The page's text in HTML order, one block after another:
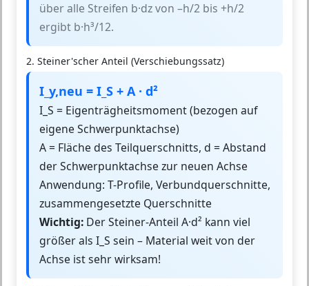
über alle Streifen b·dz von –h/2 bis +h/2
ergibt b·h³/12.
2. Steiner'scher Anteil (Verschiebungssatz)
I_y,neu = I_S + A · d²
I_S = Eigenträgheitsmoment (bezogen auf
eigene Schwerpunktachse)
A = Fläche des Teilquerschnitts, d = Abstand
der Schwerpunktachse zur neuen Achse
Anwendung: T-Profile, Verbundquerschnitte,
zusammengesetzte Querschnitte
Wichtig: Der Steiner-Anteil A·d² kann viel
größer als I_S sein – Material weit von der
Achse ist sehr wirksam!